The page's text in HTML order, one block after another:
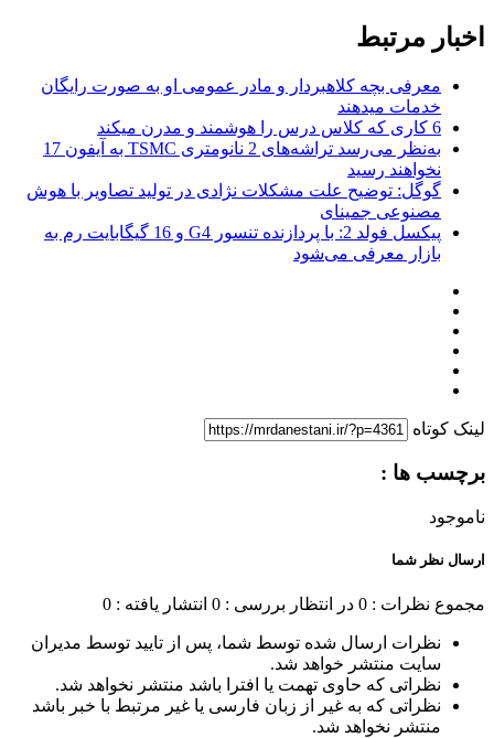
اخبار مرتبط
معرفی بچه کلاهبردار و مادر عمومی او به صورت رایگان
خدمات میدهند
6 کاری که کلاس درس را هوشمند و مدرن میکند
به‌نظر می‌رسد تراشه‌های 2 نانومتری TSMC به آیفون 17
نخواهند رسید
گوگل: توضیح علت مشکلات نژادی در تولید تصاویر با هوش
مصنوعی جمینای
پیکسل فولد 2: با پردازنده تنسور G4 و 16 گیگابایت رم به
بازار معرفی می‌شود
لینک کوتاه
برچسب ها :
ناموجود
ارسال نظر شما
مجموع نظرات : 0 در انتظار بررسی : 0 انتشار یافته : 0
نظرات ارسال شده توسط شما، پس از تایید توسط مدیران
سایت منتشر خواهد شد.
نظراتی که حاوی تهمت یا افترا باشد منتشر نخواهد شد.
نظراتی که به غیر از زبان فارسی یا غیر مرتبط با خبر باشد
منتشر نخواهد شد.